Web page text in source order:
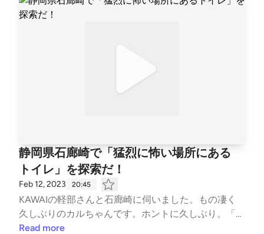
多朗スコやかLand（ポッドキャスト） ■政国燦多朗ス
コやかch.（YouTube）
静岡県石廊崎で「猛烈に怖い場所にある
トイレ」を探索だ！
Feb 12, 2023 20:45
KAWAIの軽部さんと石廊崎に伺いました。もの凄く
久しぶりのカルちゃんです。ホントに久しぶり。「僕
はロリコン」の軽部さんです。はい「出歯亀させて」
Read more